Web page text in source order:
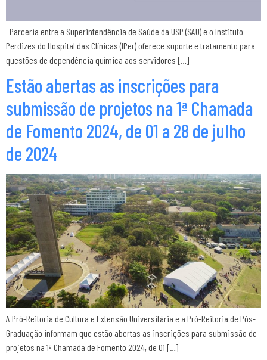
Parceria entre a Superintendência de Saúde da USP (SAU) e o Instituto
Perdizes do Hospital das Clínicas (IPer) oferece suporte e tratamento para
questões de dependência química aos servidores […]
Estão abertas as inscrições para
submissão de projetos na 1ª Chamada
de Fomento 2024, de 01 a 28 de julho
de 2024
A Pró-Reitoria de Cultura e Extensão Universitária e a Pró-Reitoria de Pós-
Graduação informam que estão abertas as inscrições para submissão de
projetos na 1ª Chamada de Fomento 2024, de 01 […]